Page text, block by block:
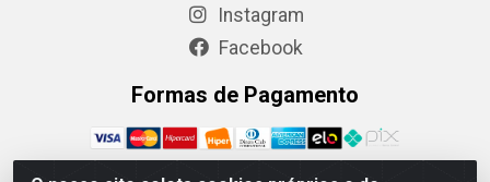
Instagram
Facebook
Formas de Pagamento